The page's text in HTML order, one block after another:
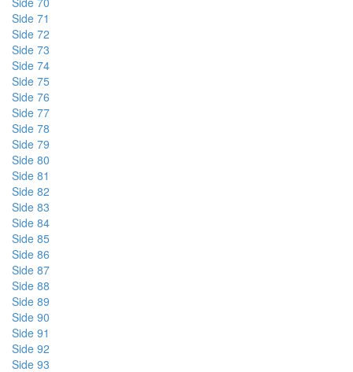
Side 71
Side 72
Side 73
Side 74
Side 75
Side 76
Side 77
Side 78
Side 79
Side 80
Side 81
Side 82
Side 83
Side 84
Side 85
Side 86
Side 87
Side 88
Side 89
Side 90
Side 91
Side 92
Side 93